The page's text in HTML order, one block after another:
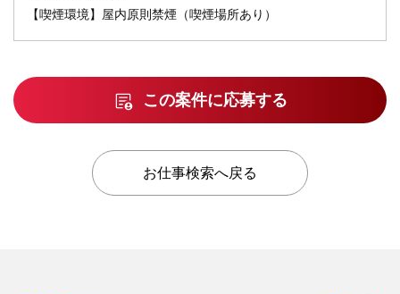
【喫煙環境】屋内原則禁煙（喫煙場所あり）
この案件に応募する
お仕事検索へ戻る